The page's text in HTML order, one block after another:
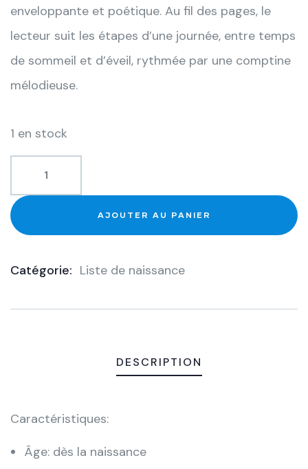
enveloppante et poétique. Au fil des pages, le
lecteur suit les étapes d’une journée, entre temps
de sommeil et d’éveil, rythmée par une comptine
mélodieuse.
1 en stock
AJOUTER AU PANIER
Catégorie: Liste de naissance
DESCRIPTION
Caractéristiques:
Âge: dès la naissance